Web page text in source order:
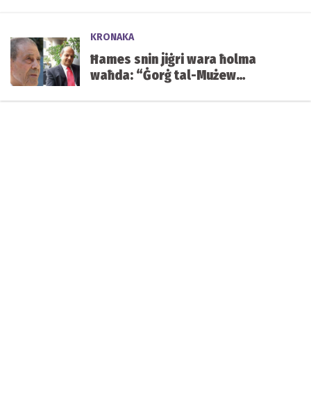
KRONAKA
Ħames snin jiġri wara ħolma
waħda: “Ġorġ tal-Mużew